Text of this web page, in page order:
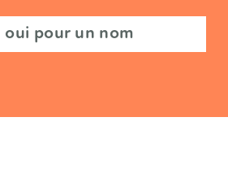
Veux-tu être ma témoin ?